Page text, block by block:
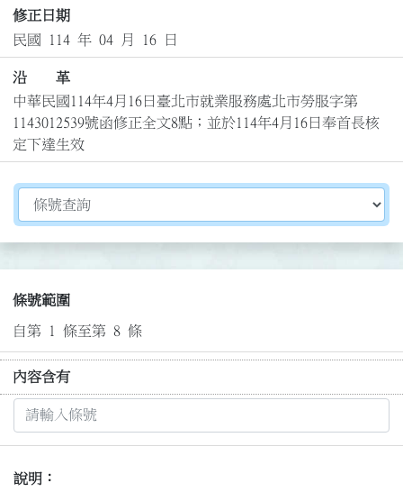
修正日期
民國 114 年 04 月 16 日
沿 革
中華民國114年4月16日臺北市就業服務處北市勞服字第
1143012539號函修正全文8點；並於114年4月16日奉首長核
定下達生效
切換選擇法規資訊內容
條號範圍
自第 1 條至第 8 條
內容含有
說明：